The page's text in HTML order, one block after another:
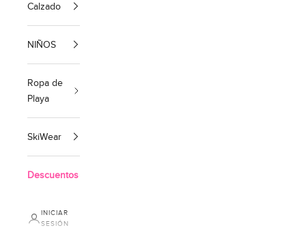
Calzado
NIÑOS
Ropa de
Playa
SkiWear
Descuentos
INICIAR
SESIÓN